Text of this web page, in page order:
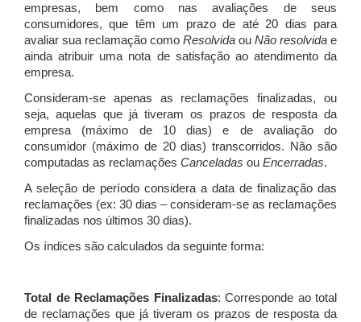
empresas, bem como nas avaliações de seus
consumidores, que têm um prazo de até 20 dias para
avaliar sua reclamação como Resolvida ou Não resolvida e
ainda atribuir uma nota de satisfação ao atendimento da
empresa.
Consideram-se apenas as reclamações finalizadas, ou
seja, aquelas que já tiveram os prazos de resposta da
empresa (máximo de 10 dias) e de avaliação do
consumidor (máximo de 20 dias) transcorridos. Não são
computadas as reclamações Canceladas ou Encerradas.
A seleção de período considera a data de finalização das
reclamações (ex: 30 dias – consideram-se as reclamações
finalizadas nos últimos 30 dias).
Os índices são calculados da seguinte forma:
Total de Reclamações Finalizadas: Corresponde ao total
de reclamações que já tiveram os prazos de resposta da